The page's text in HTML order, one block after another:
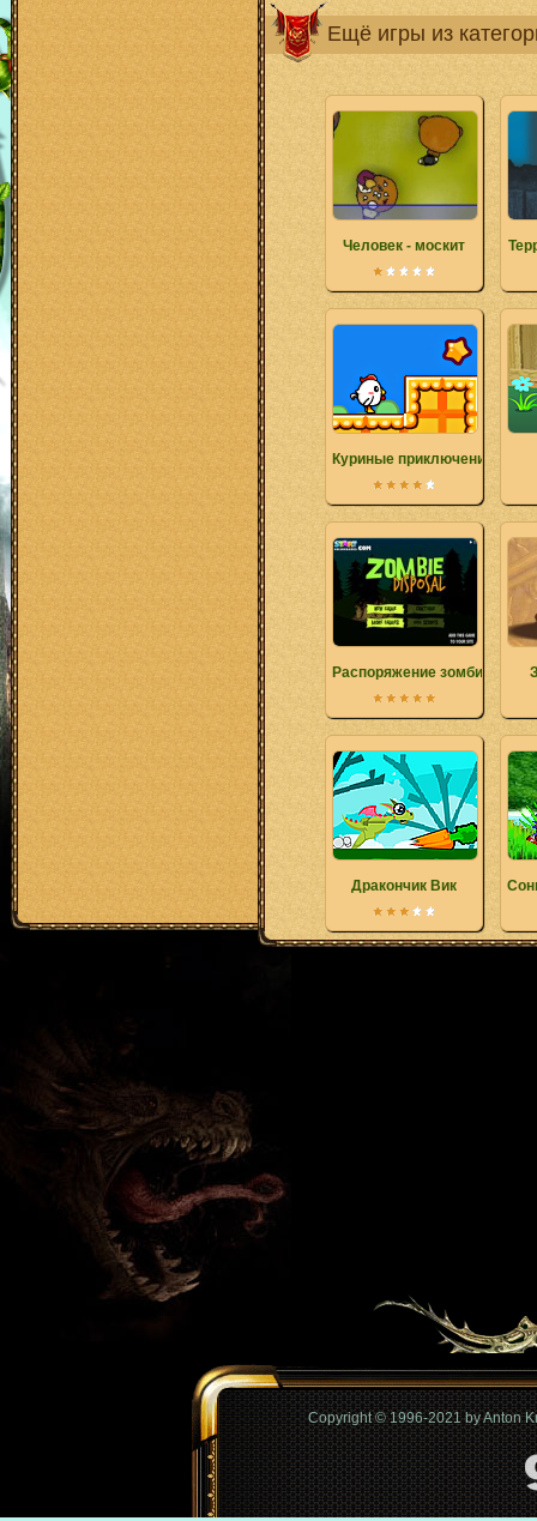
Ещё игры из
Человек - москит
Куриные приключения
Распоряжение зомби
Дракончик Вик
Copyright © 1996-2021 by Anton